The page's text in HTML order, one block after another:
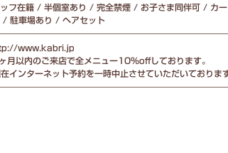
フ在籍 / 半個室あり / 完全禁煙 / お子さま同伴可 / カ
駐車場あり / ヘアセット
www.kabri.jp
月以内のご来店で全メニュー10%offしております。
インターネット予約を一時中止させていただいております